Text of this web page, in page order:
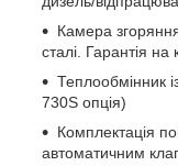
Камера
сталі. Гарантія
Теплообмінник
730S опція)
Комплектація
автоматичним